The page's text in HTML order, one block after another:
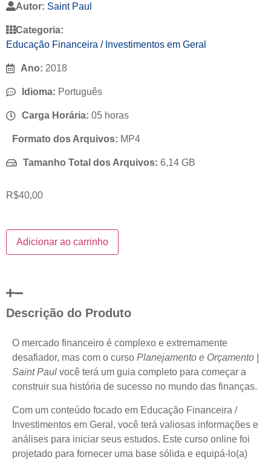
Autor: Saint Paul
Categoria:
Educação Financeira / Investimentos em Geral
Ano: 2018
Idioma: Português
Carga Horária: 05 horas
Formato dos Arquivos: MP4
Tamanho Total dos Arquivos: 6,14 GB
R$40,00
Adicionar ao carrinho
Descrição do Produto
O mercado financeiro é complexo e extremamente
desafiador, mas com o curso Planejamento e Orçamento |
Saint Paul você terá um guia completo para começar a
construir sua história de sucesso no mundo das finanças.
Com um conteúdo focado em Educação Financeira /
Investimentos em Geral, você terá valiosas informações e
análises para iniciar seus estudos. Este curso online foi
projetado para fornecer uma base sólida e equipá-lo(a)